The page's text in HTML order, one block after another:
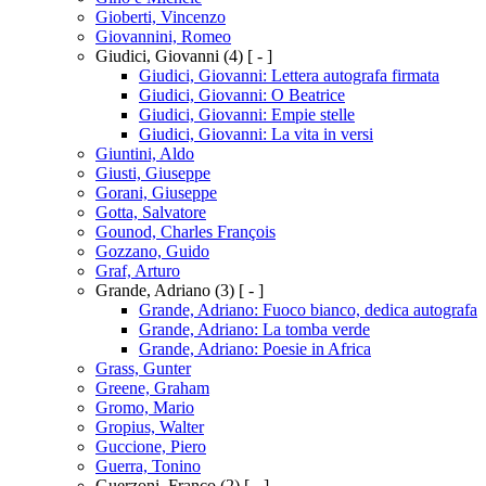
Gioberti, Vincenzo
Giovannini, Romeo
Giudici, Giovanni (4) [ - ]
Giudici, Giovanni: Lettera autografa firmata
Giudici, Giovanni: O Beatrice
Giudici, Giovanni: Empie stelle
Giudici, Giovanni: La vita in versi
Giuntini, Aldo
Giusti, Giuseppe
Gorani, Giuseppe
Gotta, Salvatore
Gounod, Charles François
Gozzano, Guido
Graf, Arturo
Grande, Adriano (3) [ - ]
Grande, Adriano: Fuoco bianco, dedica autografa
Grande, Adriano: La tomba verde
Grande, Adriano: Poesie in Africa
Grass, Gunter
Greene, Graham
Gromo, Mario
Gropius, Walter
Guccione, Piero
Guerra, Tonino